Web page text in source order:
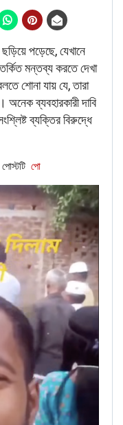
we found the
on Twitter, “जबसे ये
नाम बुरा नही है.
since I have
not a bad name. )
रुक रही है।
17, 2019
পড়েছে, যেখানে
মন্তব্য করতে দেখা
শোনা যায় যে, তারা
অনেক ব্যবহারকারী দাবি
ব্যক্তির বিরুদ্ধে
পো